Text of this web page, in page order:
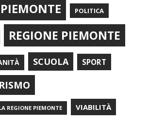
PIEMONTE POLITICA
REGIONE PIEMONTE
SCUOLA SPORT
REGIONE PIEMONTE VIABILITÀ